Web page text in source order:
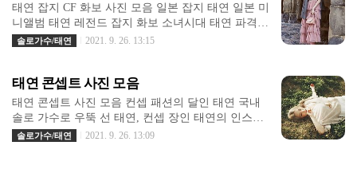
태연 잡지 CF 화보 사진 모음 일본 잡지 태연 일본 미
니앨범 태연 레전드 잡지 화보 소녀시대 태연 파격의
상 잡지 화보 전격 공개 최근 태연이가 찍은 일본 잡
솔로가수/태연 2021. 9. 26. 13:15
태연 콘셉트 사진 모음
태연 콘셉트 사진 모음 컨셉 패션의 달인 태연 국내
솔로 가수로 우뚝 선 태연, 컨셉 장인 태연의 인스타
그램! 특히 이번 앨범에는 타이틀곡 '스파크', '여기
솔로가수/태연 2021. 9. 26. 13:09